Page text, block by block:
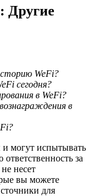
BTR
криптовалютой
Другие
WeFi?
сегодня?
в WeFi?
в
могут испытывать
за
несет
вы можете
для